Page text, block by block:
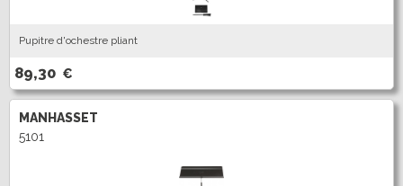
Pupitre d'ochestre pliant
89,30 €
MANHASSET
5101